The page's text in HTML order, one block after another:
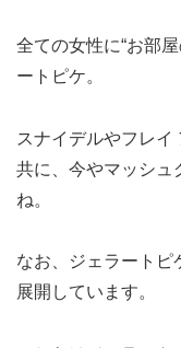
全ての女性に“お部
ートピケ。
スナイデルやフレイ
共に、今やマッシュ
ね。
なお、ジェラートピ
展開しています。